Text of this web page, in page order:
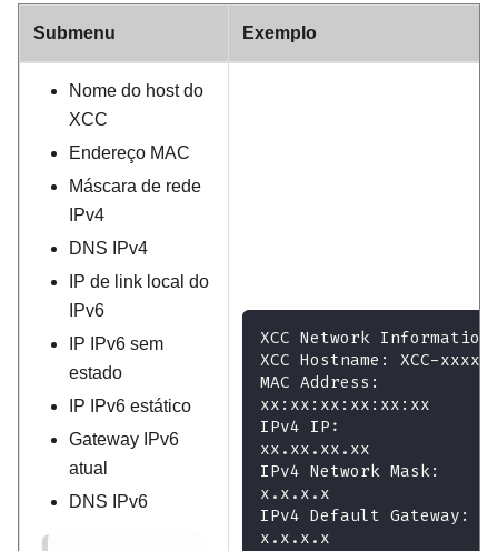
Submenu Exemplo
Nome do host do
XCC
Endereço MAC
Máscara de rede
IPv4
DNS IPv4
IP de link local do
IPv6
IP IPv6 sem
estado
IP IPv6 estático
Gateway IPv6
atual
DNS IPv6
XCC Network Information
XCC Hostname: XCC-xxxx-
MAC Address:
xx:xx:xx:xx:xx:xx
IPv4 IP:
xx.xx.xx.xx
IPv4 Network Mask:
x.x.x.x
IPv4 Default Gateway:
x.x.x.x